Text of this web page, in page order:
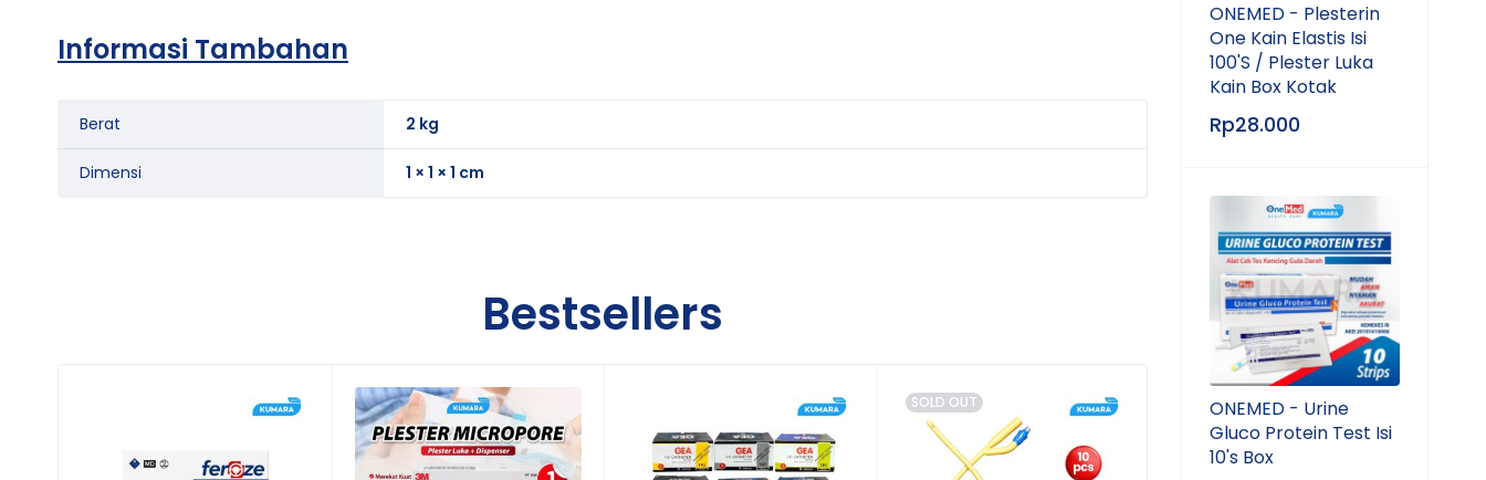
Informasi Tambahan
Berat 2 kg
Dimensi 1 × 1 × 1 cm
Bestsellers
SOLD OUT
ONEMED - Plesterin
One Kain Elastis Isi
100'S / Plester Luka
Kain Box Kotak
Rp28.000
ONEMED - Urine
Gluco Protein Test Isi
10's Box